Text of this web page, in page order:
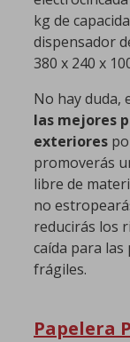
kg de
dispensador
380 x 240 x
No hay duda,
las mejores
exteriores
promoverás
libre de
no
reducirás los
caída para las
frágiles.
Papelera